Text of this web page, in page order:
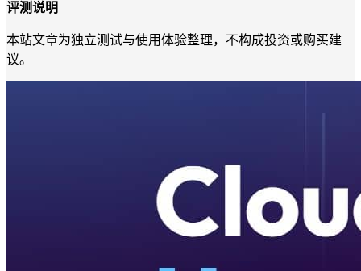
评测说明
本站文章为独立测试与使用体验整理，不构成投资或购买建
议。